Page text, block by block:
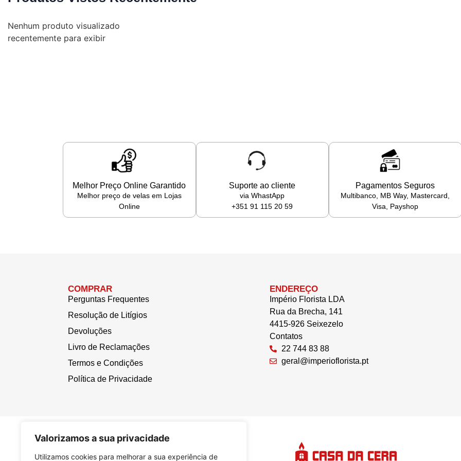
Valorizamos a sua privacidade
Utilizamos cookies para melhorar a sua experiência de
Nenhum produto visualizado
recentemente para exibir
Melhor Preço Online Garantido
Melhor preço de velas em Lojas
Online
Suporte ao cliente
via WhastApp
+351 91 115 20 59
Pagamentos Seguros
Multibanco, MB Way, Mastercard,
Visa, Payshop
COMPRAR
Perguntas Frequentes
Resolução de Litígios
Devoluções
Livro de Reclamações
Termos e Condições
Política de Privacidade
ENDEREÇO
Império Florista LDA
Rua da Brecha, 141
4415-926 Seixezelo
Contatos
22 744 83 88
geral@imperioflorista.pt